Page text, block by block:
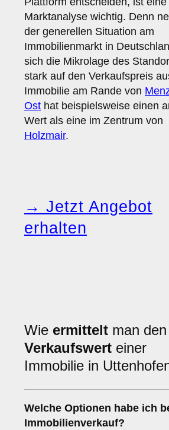
Marktanalyse wichtig. Denn
der generellen Situation am
Immobilienmarkt in
sich die Mikrolage des
stark auf den Verkaufspreis
Immobilie am Rande von
Ost hat beispielsweise einen
Wert als eine im Zentrum von
Holzmair.
→ Jetzt Angebot
erhalten
Wie ermittelt man den
Verkaufswert einer
Immobilie in
Welche Optionen habe ich
Immobilienverkauf?